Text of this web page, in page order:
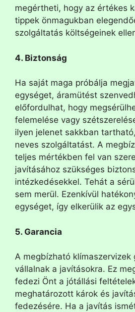
megértheti, hogy az értékes
tippek önmagukban
szolgáltatás költségeinek
4. Biztonság
Ha saját maga próbálja
egységet, áramütést
előfordulhat, hogy
felemelése vagy
ilyen jelenet sakkban
neves szolgáltatást. A
teljes mértékben fel van
javításához szükséges
intézkedésekkel. Tehát a
sem merül. Ezenkívül
egységet, így elkerülik az
5. Garancia
A megbízható klímaszervizek
vállalnak a javításokra. Ez
fedezi Önt a jótállási
meghatározott károk és
fedezésére. Ha a javítás